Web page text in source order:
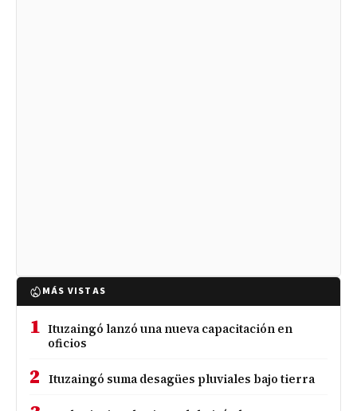
MÁS VISTAS
1 Ituzaingó lanzó una nueva capacitación en
oficios
2 Ituzaingó suma desagües pluviales bajo tierra